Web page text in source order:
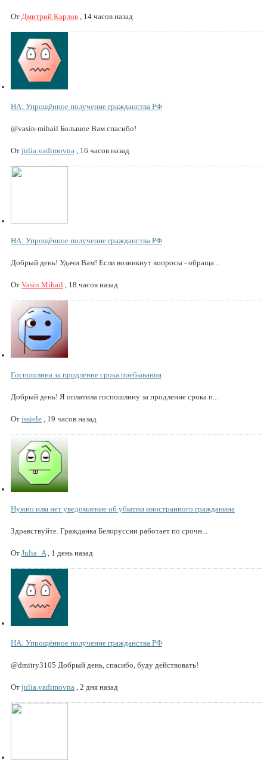
От Дмитрий Карлов , 14 часов назад
НА: Упрощённое получение гражданства РФ
@vasin-mihail Большое Вам спасибо!
От julia.vadimovna , 16 часов назад
НА: Упрощённое получение гражданства РФ
Добрый день! Удачи Вам! Если возникнут вопросы - обраща...
От Vasin Mihail , 18 часов назад
Госпошлина за продление срока пребывания
Добрый день! Я оплатила госпошлину за продление срока п...
От issiele , 19 часов назад
Нужно илм нет уведомление об убытии иностранного гражданина
Здравствуйте. Гражданка Белоруссии работает по срочн...
От Julia_A, 1 день назад
НА: Упрощённое получение гражданства РФ
@dmitry3105 Добрый день, спасибо, буду действовать!
От julia.vadimovna , 2 дня назад